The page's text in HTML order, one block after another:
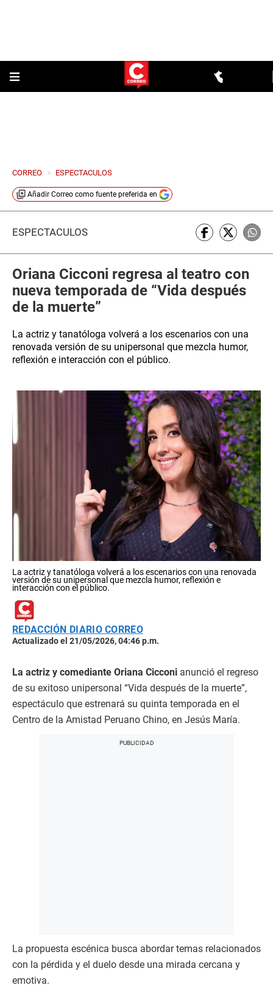
CORREO > ESPECTACULOS
Añadir Correo como fuente preferida en
ESPECTÁCULOS
Oriana Cicconi regresa al teatro con
nueva temporada de “Vida después
de la muerte”
La actriz y tanatóloga volverá a los escenarios con una
renovada versión de su unipersonal que mezcla humor,
reflexión e interacción con el público.
La actriz y tanatóloga volverá a los escenarios con una renovada
versión de su unipersonal que mezcla humor, reflexión e
interacción con el público.
REDACCIÓN DIARIO CORREO
Actualizado el 21/05/2026, 04:46 p.m.
La actriz y comediante Oriana Cicconi anunció el regreso
de su exitoso unipersonal “Vida después de la muerte”,
espectáculo que estrenará su quinta temporada en el
Centro de la Amistad Peruano Chino, en Jesús María.
La propuesta escénica busca abordar temas relacionados
con la pérdida y el duelo desde una mirada cercana y
emotiva.